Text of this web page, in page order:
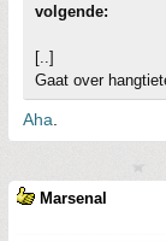
volgende:
[..]
Gaat over
Aha
Marsenal